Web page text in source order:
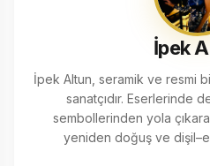
İpek
İpek Altun, seramik ve resmi
sanatçıdır. Eserlerinde
sembollerinden yola
yeniden doğuş ve